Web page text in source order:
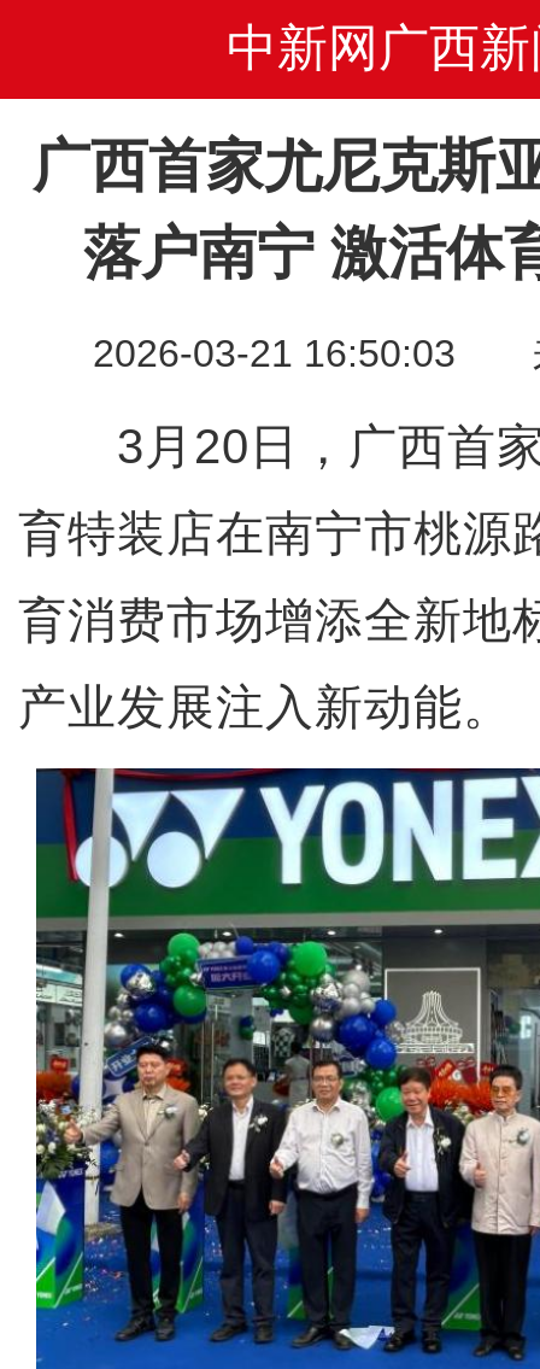
中新网广西新
广西首家尤尼克斯
落户南宁 激活体
2026-03-21 16:50:03
3月20日，广西首家
育特装店在南宁市桃源
育消费市场增添全新地
产业发展注入新动能。